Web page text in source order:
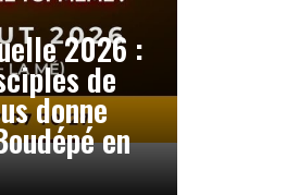
2026 :
de
donne
en